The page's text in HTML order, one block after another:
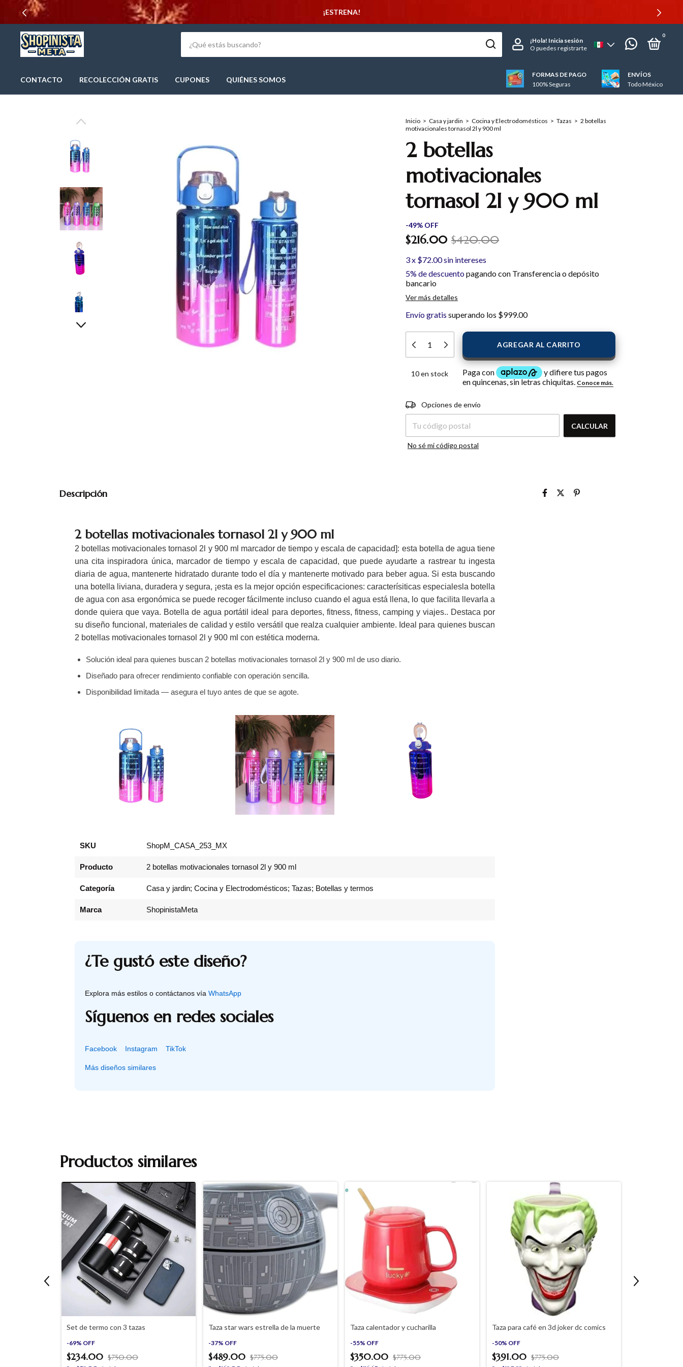
¡ESTRENA!
¡Hola! Inicia sesión
O puedes registrarte
0
CONTACTO RECOLECCIÓN GRATIS CUPONES QUIÉNES SOMOS
FORMAS DE PAGO
100% Seguras
ENVÍOS
Todo México
Inicio > Casa y jardin > Cocina y Electrodomésticos > Tazas > 2 botellas
motivacionales tornasol 2l y 900 ml
2 botellas
motivacionales
tornasol 2l y 900 ml
-49% OFF
$216.00 $420.00
3x $72.00sin intereses
5% de descuentopagando con Transferencia o depósito
bancario
Ver más detalles
Envío gratis superando los $999.00
10en stock
Entregas para el CP:
Opciones de envío
CALCULAR
No sé mi código postal
Descripción
2 botellas motivacionales tornasol 2l y 900 ml
2 botellas motivacionales tornasol 2l y 900 ml marcador de tiempo y escala de capacidad]: esta botella de agua tiene
una cita inspiradora única, marcador de tiempo y escala de capacidad, que puede ayudarte a rastrear tu ingesta
diaria de agua, mantenerte hidratado durante todo el día y mantenerte motivado para beber agua. Si esta buscando
una botella liviana, duradera y segura, ¡esta es la mejor opción especificaciones: caracterísiticas especialesla botella
de agua con asa ergonómica se puede recoger fácilmente incluso cuando el agua está llena, lo que facilita llevarla a
donde quiera que vaya. Botella de agua portátil ideal para deportes, fitness, fitness, camping y viajes.. Destaca por
su diseño funcional, materiales de calidad y estilo versátil que realza cualquier ambiente. Ideal para quienes buscan
2 botellas motivacionales tornasol 2l y 900 ml con estética moderna.
Solución ideal para quienes buscan 2 botellas motivacionales tornasol 2l y 900 ml de uso diario.
Diseñado para ofrecer rendimiento confiable con operación sencilla.
Disponibilidad limitada — asegura el tuyo antes de que se agote.
SKU ShopM_CASA_253_MX
Producto 2 botellas motivacionales tornasol 2l y 900 ml
Categoría Casa y jardin; Cocina y Electrodomésticos; Tazas; Botellas y termos
Marca ShopinistaMeta
¿Te gustó este diseño?
Explora más estilos o contáctanos vía WhatsApp
Síguenos en redes sociales
Facebook Instagram TikTok
Más diseños similares
Productos similares
Set de termo con 3 tazas
-69% OFF
$234.00 $750.00
Taza star wars estrella de la muerte
-37% OFF
$489.00 $775.00
Taza calentador y cucharilla
-55% OFF
$350.00 $775.00
Taza para café en 3d joker dc comics
-50% OFF
$391.00 $775.00